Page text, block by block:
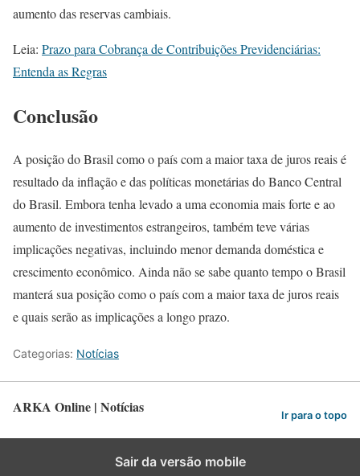
aumento das reservas cambiais.
Leia: Prazo para Cobrança de Contribuições Previdenciárias:
Entenda as Regras
Conclusão
A posição do Brasil como o país com a maior taxa de juros reais é
resultado da inflação e das políticas monetárias do Banco Central
do Brasil. Embora tenha levado a uma economia mais forte e ao
aumento de investimentos estrangeiros, também teve várias
implicações negativas, incluindo menor demanda doméstica e
crescimento econômico. Ainda não se sabe quanto tempo o Brasil
manterá sua posição como o país com a maior taxa de juros reais
e quais serão as implicações a longo prazo.
Categorias: Notícias
ARKA Online | Notícias Ir para o topo
Sair da versão mobile